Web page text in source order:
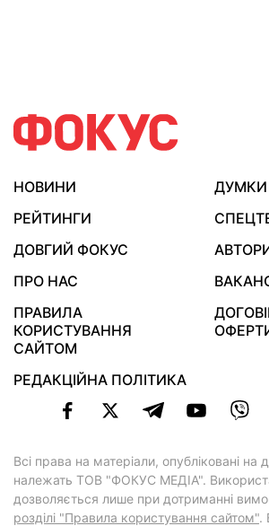
НОВИНИ
ДУМКИ
РЕЙТИНГИ
ДОВГИЙ ФОКУС
ПРО НАС
ПРАВИЛА
КОРИСТУВАННЯ
САЙТОМ
РЕДАКЦІЙНА ПОЛІТИКА
Всі права на матеріали, опубліковані на
належать ТОВ "ФОКУС МЕДІА".
дозволяється лише при дотриманні
розділі "Правила користування сайтом".